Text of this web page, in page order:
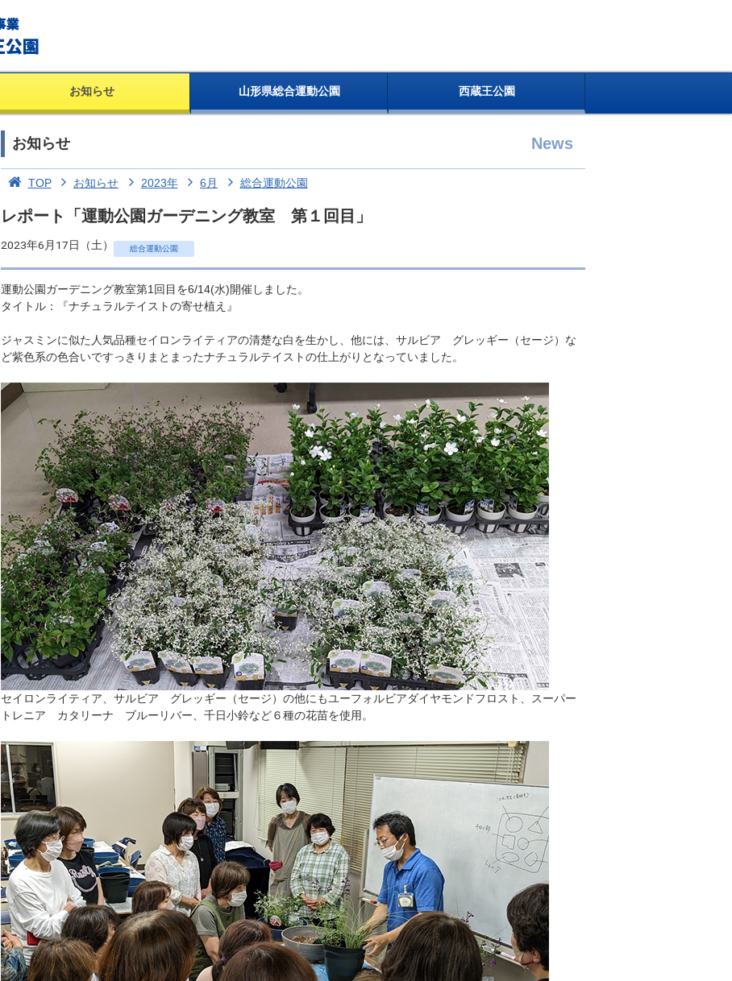
お知らせ 山形県総合運動公園 西蔵王公園
お知らせ News
TOP お知らせ 2023年 6月 総合運動公園
レポート「運動公園ガーデニング教室 第１回目」
2023年6月17日（土） 総合運動公園
運動公園ガーデニング教室第1回目を6/14(水)開催しました。
タイトル：『ナチュラルテイストの寄せ植え』
ジャスミンに似た人気品種セイロンライティアの清楚な白を生かし、他には、サルビア グレッギー（セージ）な
ど紫色系の色合いですっきりまとまったナチュラルテイストの仕上がりとなっていました。
セイロンライティア、サルビア グレッギー（セージ）の他にもユーフォルビアダイヤモンドフロスト、スーパー
トレニア カタリーナ ブルーリバー、千日小鈴など６種の花苗を使用。